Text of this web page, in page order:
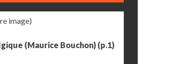
image)
(Maurice Bouchon) (p.1)